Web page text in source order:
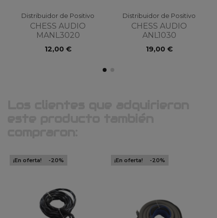
Distribuidor de Positivo
CHESS AUDIO
MANL3020
12,00 €
Distribuidor de Positivo
CHESS AUDIO
ANL1030
19,00 €
¡En oferta! -20% ¡En oferta! -20%